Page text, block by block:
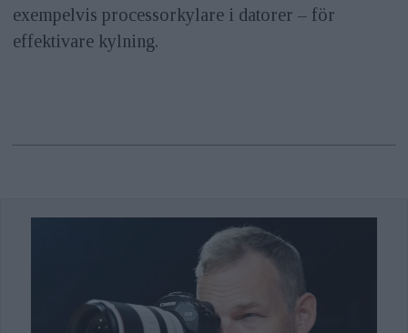
exempelvis processorkylare i datorer – för
effektivare kylning.